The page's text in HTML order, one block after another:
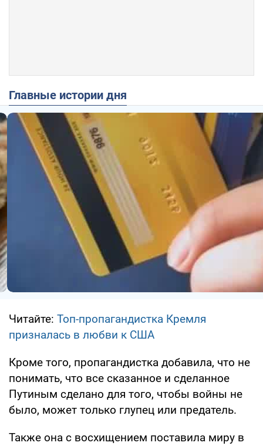
Главные истории дня
Читайте: Топ-пропагандистка Кремля
призналась в любви к США
Кроме того, пропагандистка добавила, что не
понимать, что все сказанное и сделанное
Путиным сделано для того, чтобы войны не
было, может только глупец или предатель.
Также она с восхищением поставила миру в